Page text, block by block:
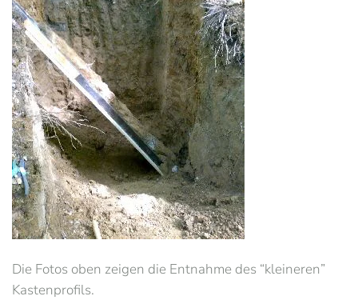
Die Fotos oben zeigen die Entnahme des “kleineren”
Kastenprofils.